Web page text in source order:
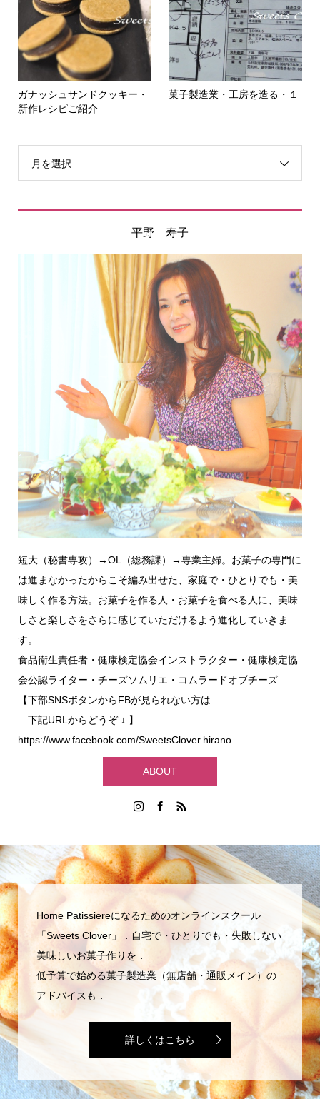
ガナッシュサンドクッキー・
新作レシピご紹介
菓子製造業・工房を造る・１
月を選択
平野 寿子
短大（秘書専攻）→OL（総務課）→専業主婦。お菓子の専門に
は進まなかったからこそ編み出せた、家庭で・ひとりでも・美
味しく作る方法。お菓子を作る人・お菓子を食べる人に、美味
しさと楽しさをさらに感じていただけるよう進化していきま
す。
食品衛生責任者・健康検定協会インストラクター・健康検定協
会公認ライター・チーズソムリエ・コムラードオブチーズ
【下部SNSボタンからFBが見られない方は
下記URLからどうぞ ↓ 】
https://www.facebook.com/SweetsClover.hirano
ABOUT
Home Patissiereになるためのオンラインスクール
「Sweets Clover」．自宅で・ひとりでも・失敗しない
美味しいお菓子作りを．
低予算で始める菓子製造業（無店舗・通販メイン）の
アドバイスも．
詳しくはこちら